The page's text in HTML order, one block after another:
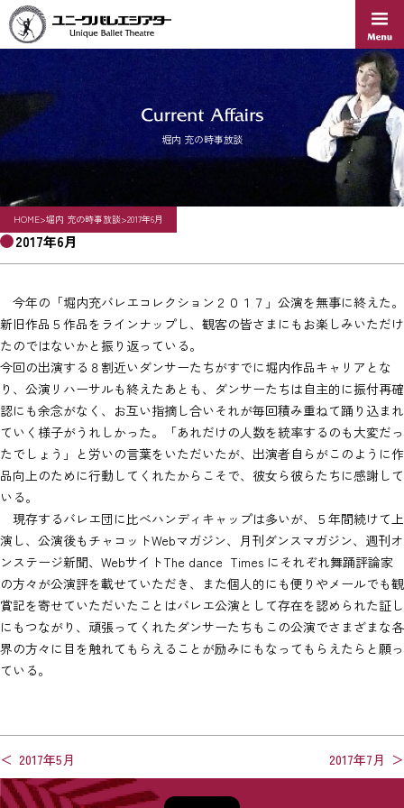
content
堀内 充の時事放談
HOME>堀内 充の時事放談>2017年6月
2017年6月
今年の「堀内充バレエコレクション２０１７」公演を無事に終えた。
新旧作品５作品をラインナップし、観客の皆さまにもお楽しみいただけ
たのではないかと振り返っている。
今回の出演する８割近いダンサーたちがすでに堀内作品キャリアとな
り、公演リハーサルも終えたあとも、ダンサーたちは自主的に振付再確
認にも余念がなく、お互い指摘し合いそれが毎回積み重ねて踊り込まれ
ていく様子がうれしかった。「あれだけの人数を統率するのも大変だっ
たでしょう」と労いの言葉をいただいたが、出演者自らがこのように作
品向上のために行動してくれたからこそで、彼女ら彼らたちに感謝して
いる。
現存するバレエ団に比べハンディキャップは多いが、５年間続けて上
演し、公演後もチャコットWebマガジン、月刊ダンスマガジン、週刊オ
ンステージ新聞、WebサイトThe dance Times にそれぞれ舞踊評論家
の方々が公演評を載せていただき、また個人的にも便りやメールでも観
賞記を寄せていただいたことはバレエ公演として存在を認められた証し
にもつながり、頑張ってくれたダンサーたちもこの公演でさまざまな各
界の方々に目を触れてもらえることが励みにもなってもらえたらと願っ
ている。
投
稿
2017年5月 2017年7月
〒106-0031 東京都港区西麻布2丁目12-4